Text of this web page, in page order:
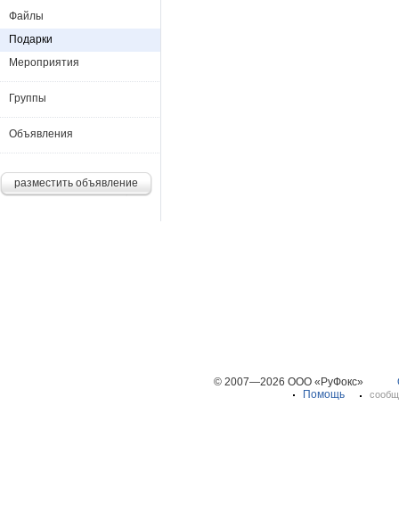
Файлы
Подарки
Мероприятия
Группы
Объявления
разместить объявление
© 2007—2026 ООО «РуФокс»
Помощь